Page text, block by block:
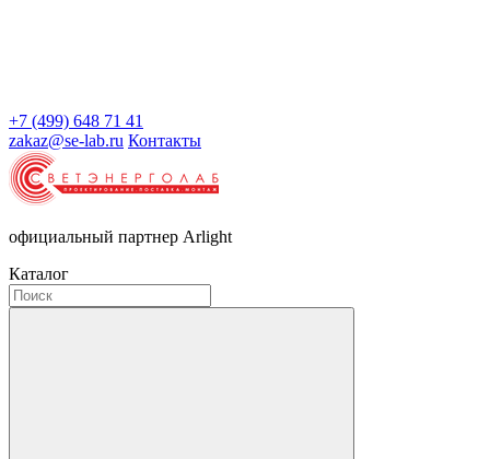
+7 (499) 648 71 41
zakaz@se-lab.ru Контакты
официальный партнер Arlight
Каталог